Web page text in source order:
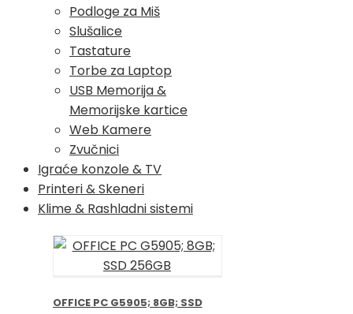
Podloge za Miš
Slušalice
Tastature
Torbe za Laptop
USB Memorija &
Memorijske kartice
Web Kamere
Zvučnici
Igraće konzole & TV
Printeri & Skeneri
Klime & Rashladni sistemi
OFFICE PC G5905; 8GB; SSD